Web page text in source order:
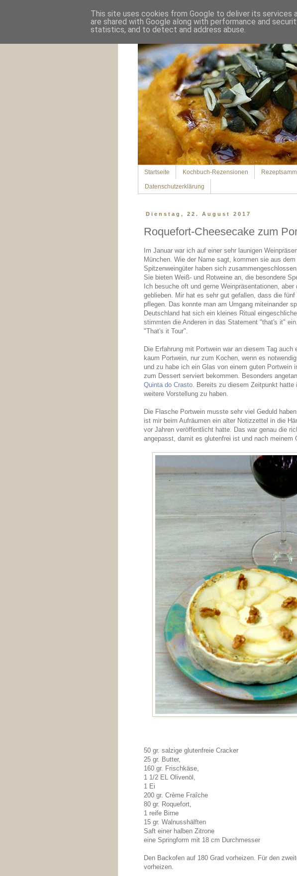
Startseite Kochbuch-Rezensionen
Datenschutzerklärung
Dienstag, 22. August 2017
Roquefort-Cheesecake zum
Im Januar war ich auf einer sehr launigen
München. Wie der Name sagt, kommen sie aus
Spitzenweingüter haben sich
Sie bieten Weiß- und Rotweine an, die besondere
Ich besuche oft und gerne Weinpräsentationen,
geblieben. Mir hat es sehr gut gefallen, dass die
pflegen. Das konnte man am Umgang miteinander
Deutschland hat sich ein kleines Ritual
stimmten die Anderen in das Statement "that's it"
"That's it Tour".
Die Erfahrung mit Portwein war an diesem Tag
kaum Portwein, nur zum Kochen, wenn es
und zu habe ich ein Glas von einem guten Portwein
zum Dessert serviert bekommen. Besonders
Quinta do Crasto. Bereits zu diesem Zeitpunkt
weitere Vorstellung zu haben.
Die Flasche Portwein musste sehr viel Geduld
ist mir beim Aufräumen ein alter Notizzettel in die
vor Jahren veröffentlicht hatte. Das war genau die
angepasst, damit es glutenfrei ist und nach meinem
50 gr. salzige glutenfreie Cracker
25 gr. Butter,
160 gr. Frischkäse,
1 1/2 EL Olivenöl,
1 Ei
200 gr. Crème Fraîche
80 gr. Roquefort,
1 reife Birne
15 gr. Walnusshälften
Saft einer halben Zitrone
eine Springform mit 18 cm Durchmesser
Den Backofen auf 180 Grad vorheizen. Für den
vorheizen.
This site uses cookies from Google to deliver its services
are shared with Google along with performance and
statistics, and to detect and address abuse.